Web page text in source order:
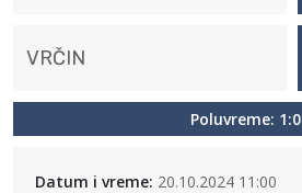
VRČIN
Poluvreme: 1:0
Datum i vreme: 20.10.2024 11:00